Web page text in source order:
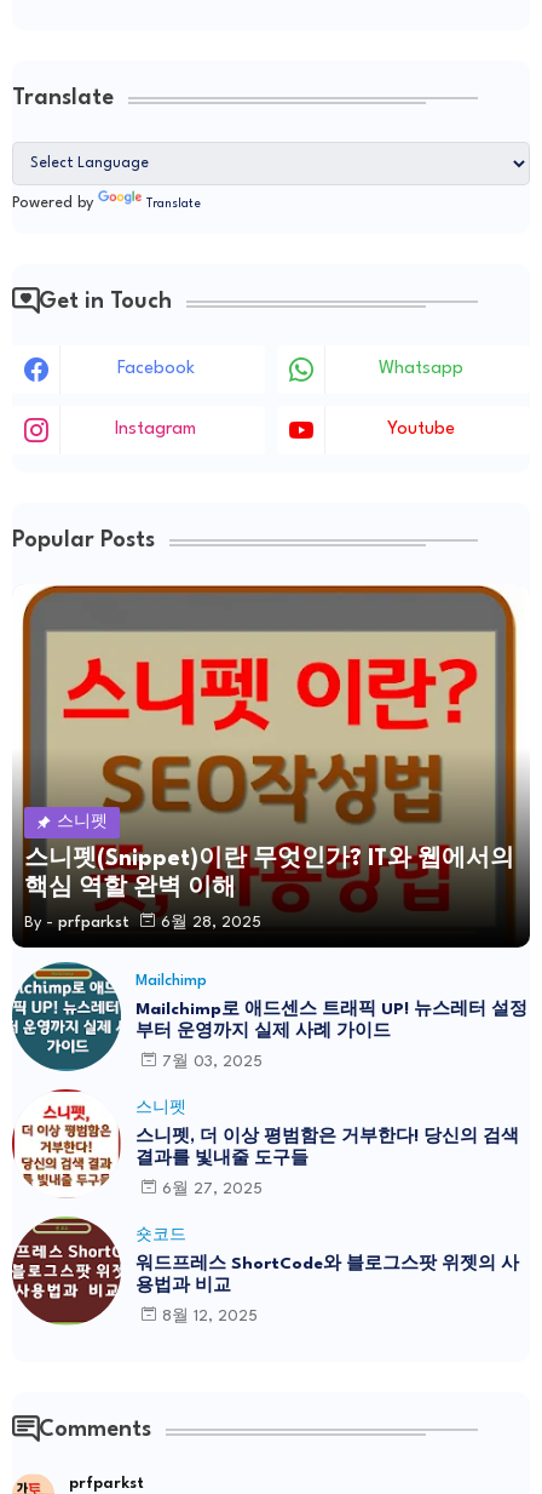
Translate
Powered by Translate
Get in Touch
Facebook Whatsapp
Instagram Youtube
Popular Posts
스니펫
스니펫(Snippet)이란 무엇인가? IT와 웹에서의
핵심 역할 완벽 이해
By - prfparkst 6월 28, 2025
Mailchimp
Mailchimp로 애드센스 트래픽 UP! 뉴스레터 설정
부터 운영까지 실제 사례 가이드
7월 03, 2025
스니펫
스니펫, 더 이상 평범함은 거부한다! 당신의 검색
결과를 빛내줄 도구들
6월 27, 2025
숏코드
워드프레스 ShortCode와 블로그스팟 위젯의 사
용법과 비교
8월 12, 2025
Comments
prfparkst